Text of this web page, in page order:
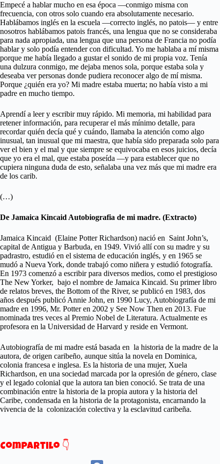
Empecé a hablar mucho en esa época —conmigo misma con
frecuencia, con otros solo cuando era absolutamente necesario.
Hablábamos inglés en la escuela —correcto inglés, no patois— y entre
nosotros hablábamos patois francés, una lengua que no se consideraba
para nada apropiada, una lengua que una persona de Francia no podía
hablar y solo podía entender con dificultad. Yo me hablaba a mí misma
porque me había llegado a gustar el sonido de mi propia voz. Tenía
una dulzura conmigo, me dejaba menos sola, porque estaba sola y
deseaba ver personas donde pudiera reconocer algo de mí misma.
Porque ¿quién era yo? Mi madre estaba muerta; no había visto a mi
padre en mucho tiempo.
Aprendí a leer y escribir muy rápido. Mi memoria, mi habilidad para
retener información, para recuperar el más mínimo detalle, para
recordar quién decía qué y cuándo, llamaba la atención como algo
inusual, tan inusual que mi maestra, que había sido preparada solo para
ver el bien y el mal y que siempre se equivocaba en esos juicios, decía
que yo era el mal, que estaba poseída —y para establecer que no
cupiera ninguna duda de esto, señalaba una vez más que mi madre era
de los carib.
(…)
De Jamaica Kincaid Autobiografia de mi madre. (Extracto)
Jamaica Kincaid (Elaine Potter Richardson) nació en Saint John’s,
capital de Antigua y Barbuda, en 1949. Vivió allí con su madre y su
padrastro, estudió en el sistema de educación inglés, y en 1965 se
mudó a Nueva York, donde trabajó como niñera y estudió fotografía.
En 1973 comenzó a escribir para diversos medios, como el prestigioso
The New Yorker, bajo el nombre de Jamaica Kincaid. Su primer libro
de relatos breves, the Bottom of the River, se publicó en 1983, dos
años después publicó Annie John, en 1990 Lucy, Autobiografía de mi
madre en 1996, Mr. Potter en 2002 y See Now Then en 2013. Fue
nominada tres veces al Premio Nobel de Literatura. Actualmente es
profesora en la Universidad de Harvard y reside en Vermont.
Autobiografía de mi madre está basada en la historia de la madre de la
autora, de origen caribeño, aunque sitúa la novela en Dominica,
colonia francesa e inglesa. Es la historia de una mujer, Xuela
Richardson, en una sociedad marcada por la opresión de género, clase
y el legado colonial que la autora tan bien conoció. Se trata de una
combinación entre la historia de la propia autora y la historia del
Caribe, condensada en la historia de la protagonista, encarnando la
vivencia de la colonización colectiva y la esclavitud caribeña.
Compartilo 👇